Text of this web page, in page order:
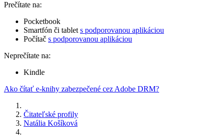
Prečítate na:
Pocketbook
Smartfón či tablet s podporovanou aplikáciou
Počítač s podporovanou aplikáciou
Neprečítate na:
Kindle
Ako čítať e-knihy zabezpečené cez Adobe DRM?
Čitateľské profily
Natália Košíková